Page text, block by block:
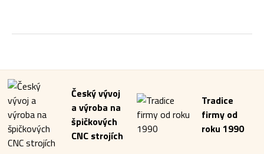
Český vývoj
a výroba na
špičkových
CNC strojích
Tradice
firmy od
roku 1990